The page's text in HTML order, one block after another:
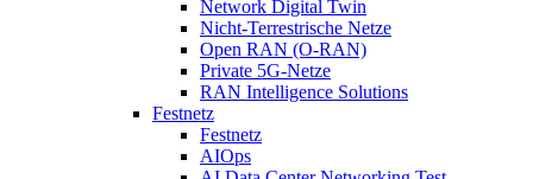
Network Digital Twin
Nicht-Terrestrische Netze
Open RAN (O-RAN)
Private 5G-Netze
RAN Intelligence Solutions
Festnetz
Festnetz
AIOps